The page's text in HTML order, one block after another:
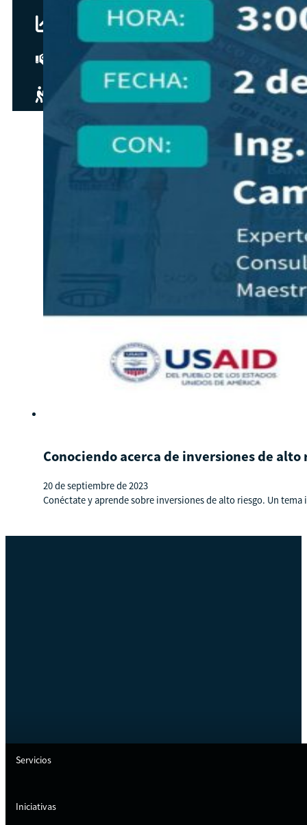
Recursos para estudiantes pronto
Guía del instructor pronto
Contacto
Conociendo acerca de inversiones de alto
20 de septiembre de 2023
Conéctate y aprende sobre inversiones de alto riesgo. Un
Servicios
Iniciativas